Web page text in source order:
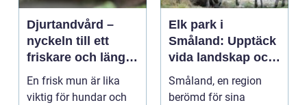
Djurtandvård –
nyckeln till ett
friskare och längre
liv för hund och
katt
En frisk mun är lika
viktig för hundar och
Elk park i
Småland: Upptäck
vida landskap och
majestätiska älgar
Småland, en region
berömd för sina